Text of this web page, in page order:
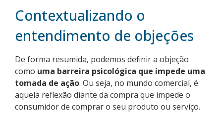
Contextualizando o
entendimento de objeções
De forma resumida, podemos definir a objeção
como uma barreira psicológica que impede uma
tomada de ação. Ou seja, no mundo comercial, é
aquela reflexão diante da compra que impede o
consumidor de comprar o seu produto ou serviço.